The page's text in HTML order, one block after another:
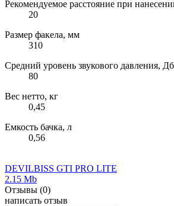
Рекомендуемое расстояние при
20
Размер факела, мм
310
Средний уровень звукового давления, Дб
80
Вес нетто, кг
0,45
Емкость бачка, л
0,56
DEVILBISS GTI PRO LITE
2.15 Mb
Отзывы (0)
написать отзыв